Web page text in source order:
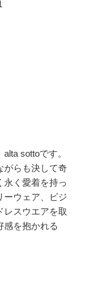
sottoです。
がらも決して奇
永く愛着を持っ
ーウェア、ビジ
レスウエアを取
感を抱かれる